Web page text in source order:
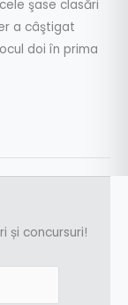
şase clasări
a câştigat
doi în prima
și concursuri!